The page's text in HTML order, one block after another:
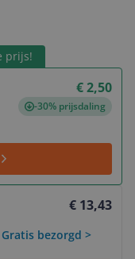
prijs!
€ 2,50
-30% prijsdaling
€ 13,43
bezorgd >